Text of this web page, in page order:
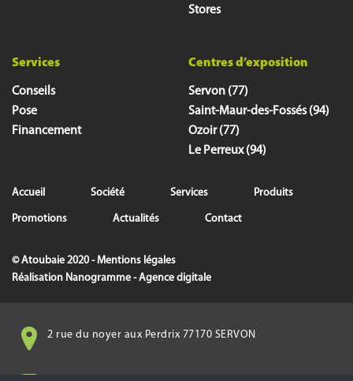
Stores
Services
Conseils
Pose
Financement
Centres d’exposition
Servon (77)
Saint-Maur-des-Fossés (94)
Ozoir (77)
Le Perreux (94)
Accueil Société Services Produits
Promotions Actualités Contact
© Atoubaie 2020 -Mentions légales
Réalisation Nanogramme - Agence digitale
2 rue du noyer aux Perdrix 77170 SERVON